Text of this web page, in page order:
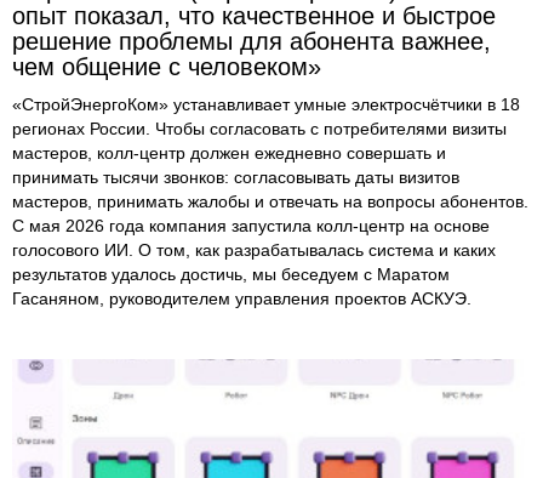
опыт показал, что качественное и быстрое
решение проблемы для абонента важнее,
чем общение с человеком»
«СтройЭнергоКом» устанавливает умные электросчётчики в 18
регионах России. Чтобы согласовать с потребителями визиты
мастеров, колл-центр должен ежедневно совершать и
принимать тысячи звонков: согласовывать даты визитов
мастеров, принимать жалобы и отвечать на вопросы абонентов.
С мая 2026 года компания запустила колл-центр на основе
голосового ИИ. О том, как разрабатывалась система и каких
результатов удалось достичь, мы беседуем с Маратом
Гасаняном, руководителем управления проектов АСКУЭ.